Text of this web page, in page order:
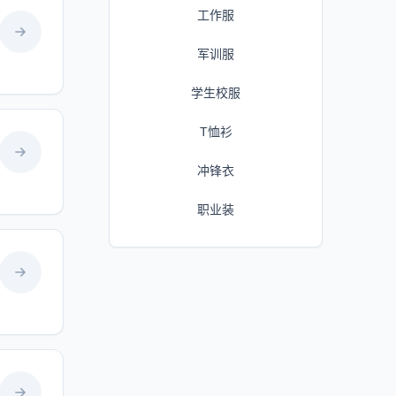
工作服
军训服
学生校服
T恤衫
冲锋衣
职业装